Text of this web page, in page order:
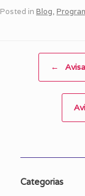
Posted in Blog,
Post navigation
←
Categorias